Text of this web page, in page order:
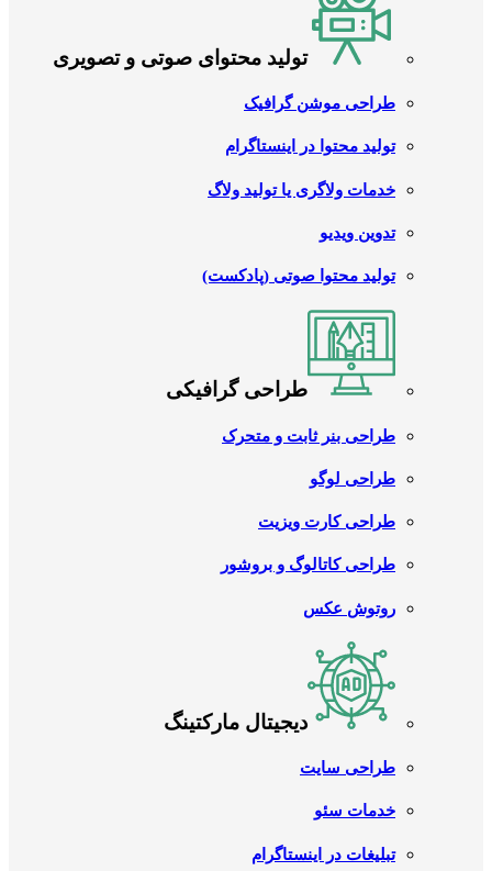
تولید محتوای صوتی و تصویری
طراحی موشن گرافیک
تولید محتوا در اینستاگرام
خدمات ولاگری یا تولید ولاگ
تدوین ویدیو
تولید محتوا صوتی (پادکست)
طراحی گرافیکی
طراحی بنر ثابت و متحرک
طراحی لوگو
طراحی کارت ویزیت
طراحی کاتالوگ و بروشور
روتوش عکس
دیجیتال مارکتینگ
طراحی سایت
خدمات سئو
تبلیغات در اینستاگرام